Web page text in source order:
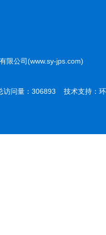
限公司(www.sy-jps.com)
问量：306893 技术支持： 环